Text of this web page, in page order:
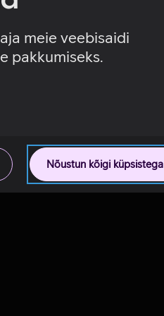
meie veebisaidi
pakkumiseks.
Nõustun kõigi küpsistega